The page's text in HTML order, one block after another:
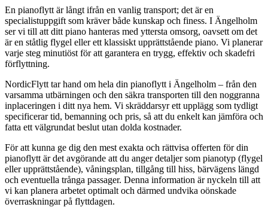
En pianoflytt är långt ifrån en vanlig transport; det är en
specialistuppgift som kräver både kunskap och finess. I Ängelholm
ser vi till att ditt piano hanteras med yttersta omsorg, oavsett om det
är en ståtlig flygel eller ett klassiskt upprättstående piano. Vi planerar
varje steg minutiöst för att garantera en trygg, effektiv och skadefri
förflyttning.
NordicFlytt tar hand om hela din pianoflytt i Ängelholm – från den
varsamma utbärningen och den säkra transporten till den noggranna
inplaceringen i ditt nya hem. Vi skräddarsyr ett upplägg som tydligt
specificerar tid, bemanning och pris, så att du enkelt kan jämföra och
fatta ett välgrundat beslut utan dolda kostnader.
För att kunna ge dig den mest exakta och rättvisa offerten för din
pianoflytt är det avgörande att du anger detaljer som pianotyp (flygel
eller upprättstående), våningsplan, tillgång till hiss, bärvägens längd
och eventuella trånga passager. Denna information är nyckeln till att
vi kan planera arbetet optimalt och därmed undvika oönskade
överraskningar på flyttdagen.